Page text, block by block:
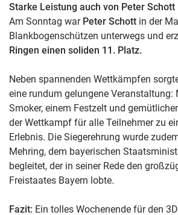
Starke Leistung auch von Peter Schott
Am Sonntag war Peter Schott in der
Blankbogenschützen unterwegs und
Ringen einen soliden 11. Platz.
Neben spannenden Wettkämpfen
eine rundum gelungene Veranstaltung:
Smoker, einem Festzelt und
der Wettkampf für alle Teilnehmer zu
Erlebnis. Die Siegerehrung wurde
Mehring, dem bayerischen
begleitet, der in seiner Rede den
Freistaates Bayern lobte.
Fazit: Ein tolles Wochenende für den